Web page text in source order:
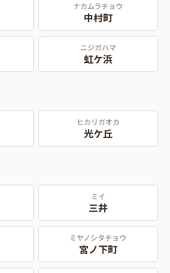
ナカムラチョウ
中村町
ニジガハマ
虹ケ浜
ヒカリガオカ
光ケ丘
ミイ
三井
ミヤノシタチョウ
宮ノ下町